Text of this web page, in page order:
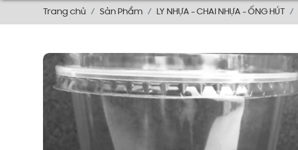
Trang chủ Sản Phẩm LY NHỰA - CHAI NHỰA - ỐNG HÚT